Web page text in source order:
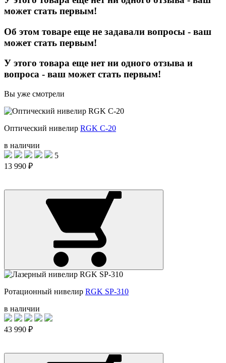
может стать первым!
Об этом товаре еще не задавали вопросы - ваш
может стать первым!
У этого товара еще нет ни одного отзыва и
вопроса - ваш может стать первым!
Вы уже смотрели
Оптический нивелир RGK C-20
в наличии
5
13 990 ₽
Ротационный нивелир RGK SP-310
в наличии
43 990 ₽